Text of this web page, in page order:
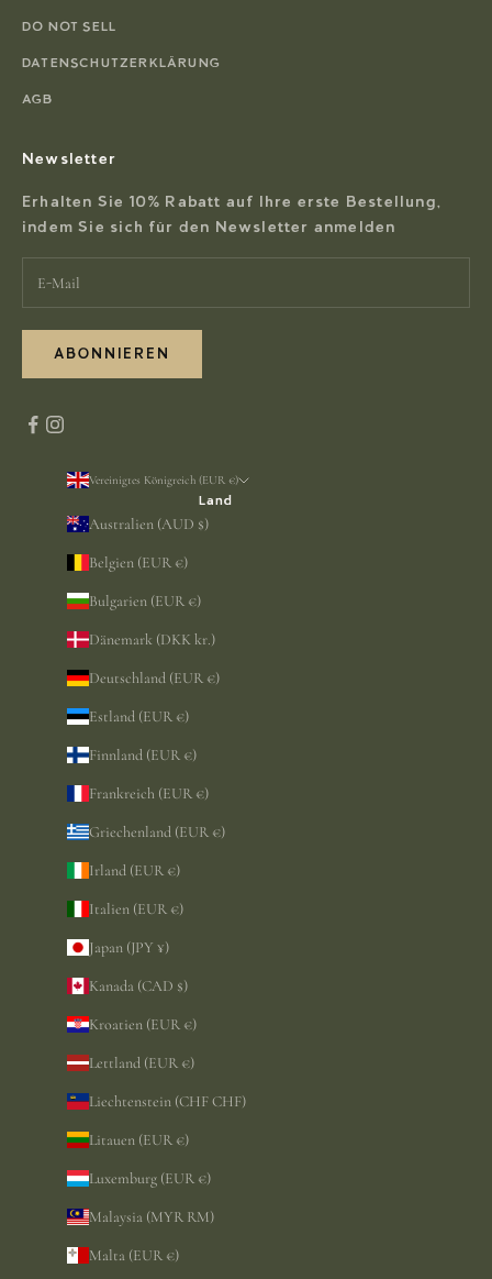
DO NOT SELL
DATENSCHUTZERKLÄRUNG
AGB
Newsletter
Erhalten Sie 10% Rabatt auf Ihre erste Bestellung,
indem Sie sich für den Newsletter anmelden
ABONNIEREN
Vereinigtes Königreich (EUR €)
Land
Australien (AUD $)
Belgien (EUR €)
Bulgarien (EUR €)
Dänemark (DKK kr.)
Deutschland (EUR €)
Estland (EUR €)
Finnland (EUR €)
Frankreich (EUR €)
Griechenland (EUR €)
Irland (EUR €)
Italien (EUR €)
Japan (JPY ¥)
Kanada (CAD $)
Kroatien (EUR €)
Lettland (EUR €)
Liechtenstein (CHF CHF)
Litauen (EUR €)
Luxemburg (EUR €)
Malaysia (MYR RM)
Malta (EUR €)